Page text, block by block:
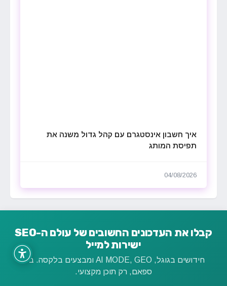
איך חשבון אינסטגרם עם קהל גדול משנה את
תפיסת המותג
04/08/2026
קבלו את העדכונים החשובים של עולם ה-SEO
ישירות למייל
חידושים בגוגל, AI MODE, GEO ומבצעים בלקסה. בלי
ספאם, רק תוכן מקצועי.